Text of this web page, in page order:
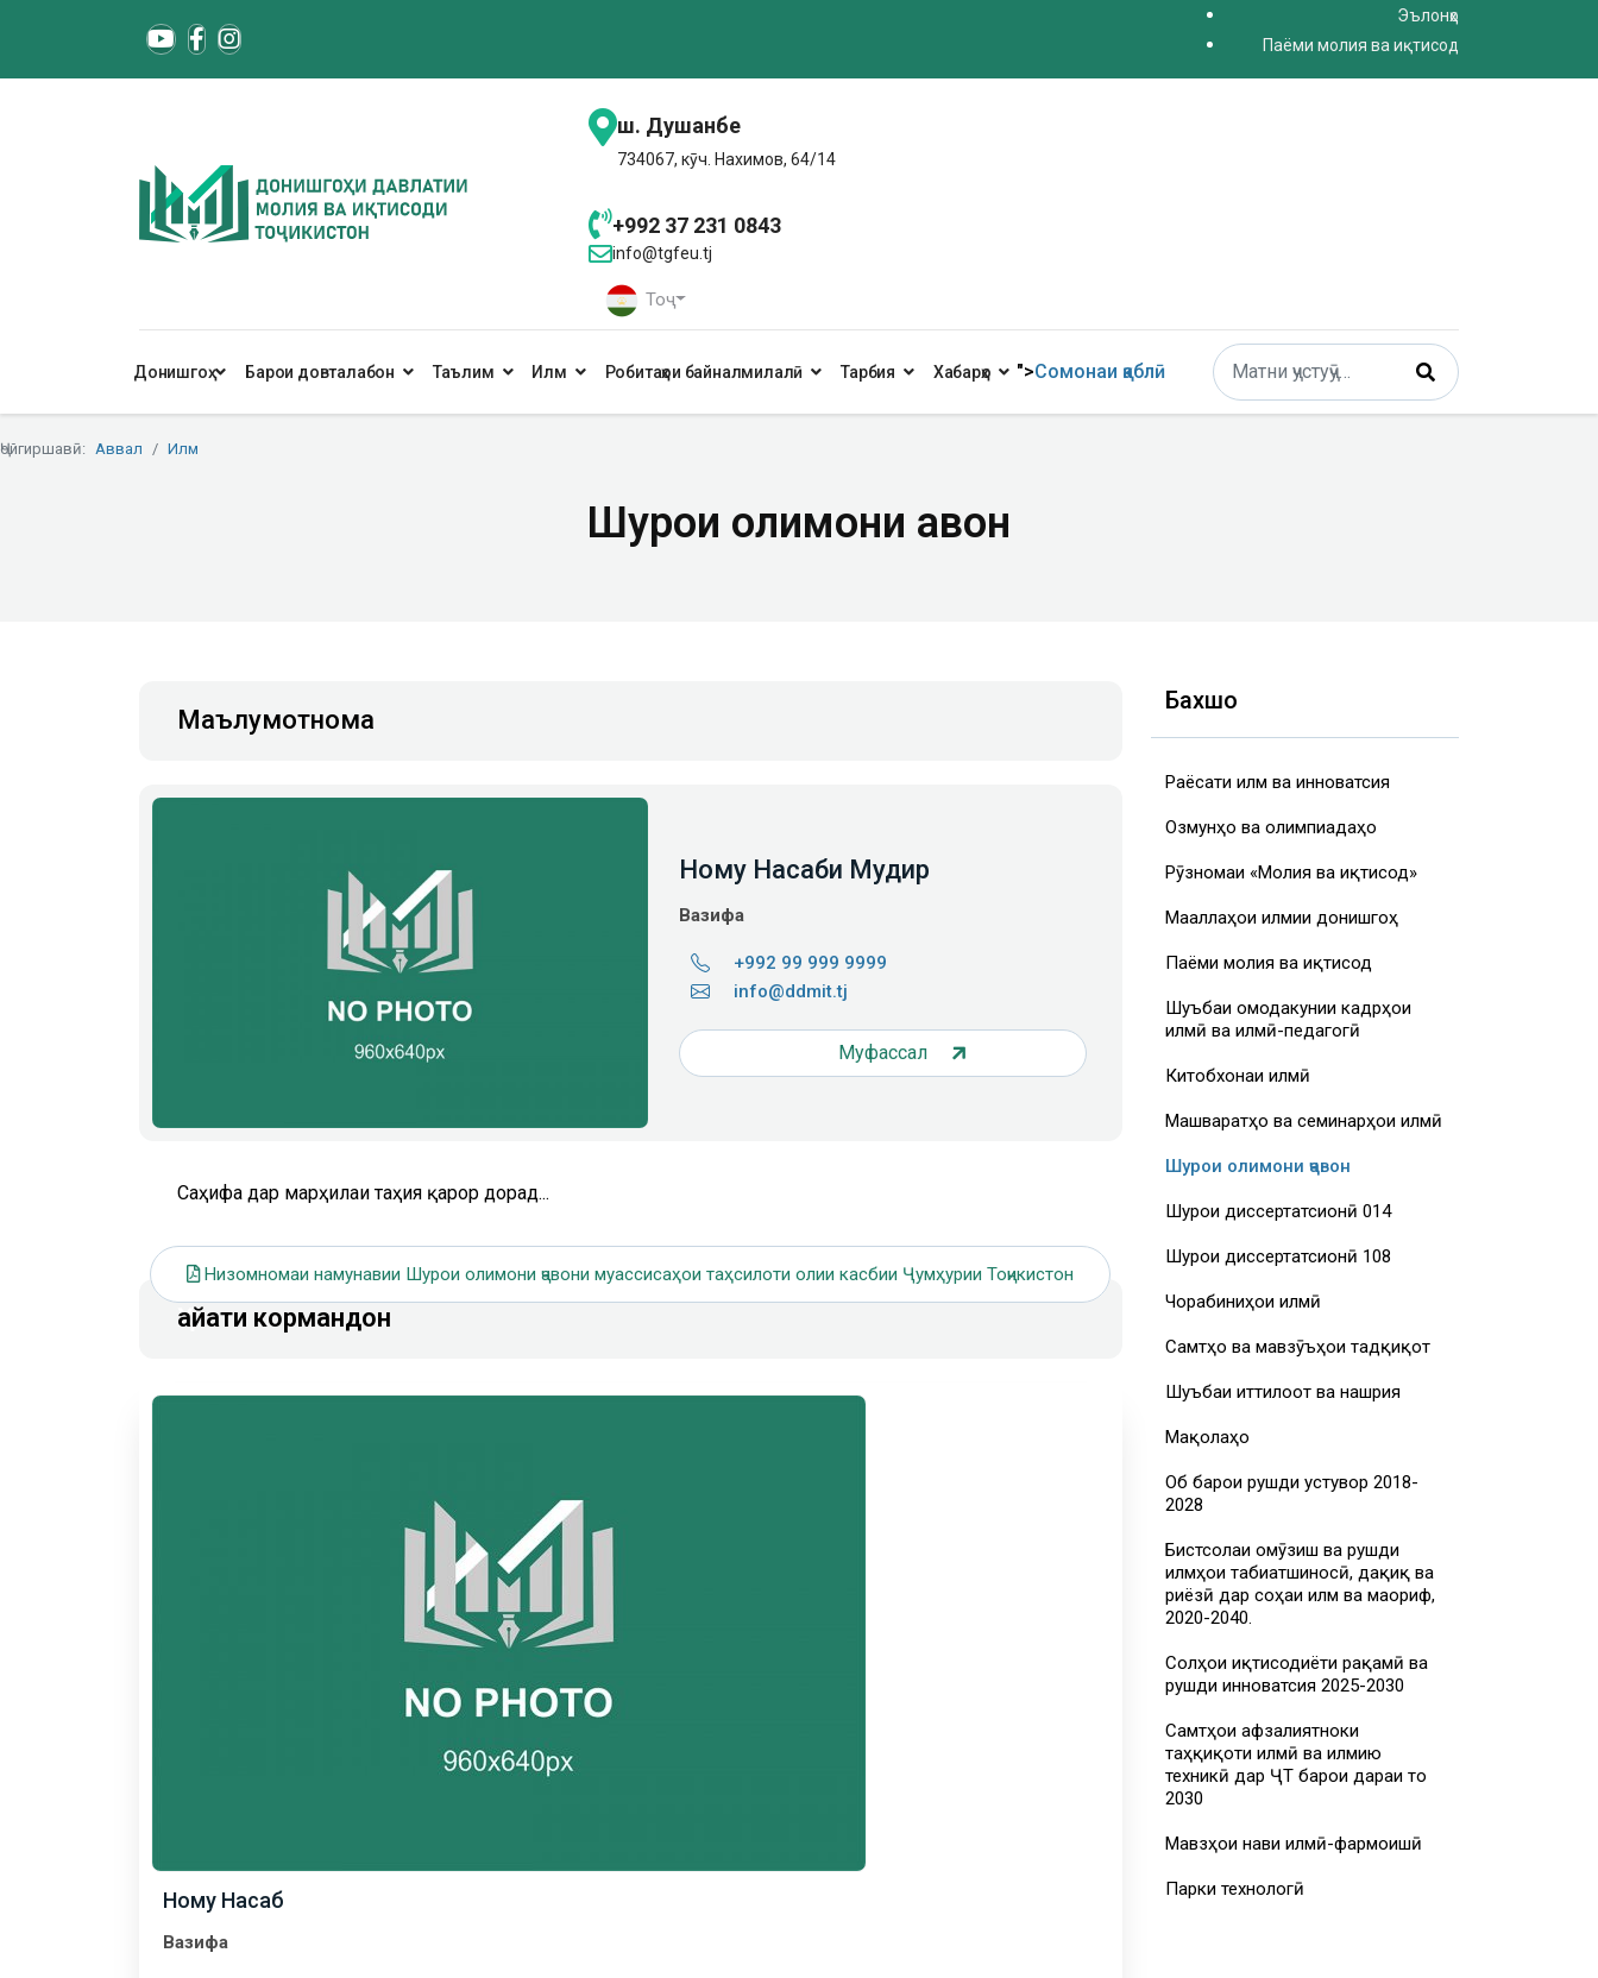
Эълонҳо
Паёми молия ва иқтисод
ш. Душанбе
734067, кӯч. Нахимов, 64/14
+992 37 231 0843
info@tgfeu.tj
Тоҷ
Донишгоҳ Барои довталабон Таълим Илм Робитаҳои байналмилалӣ Тарбия Хабарҳо ">Сомонаи қаблӣ
Поиск
Type 2 or more characters for results.
Ҷойгиршавӣ: Аввал Илм
Шурои олимони ҷавон
Маълумотнома
Ному Насаби Мудир
Вазифа
+992 99 999 9999
info@ddmit.tj
Муфассал
Саҳифа дар марҳилаи таҳия қарор дорад...
Низомномаи намунавии Шурои олимони ҷавони муассисаҳои таҳсилоти олии касбии Ҷумҳурии Тоҷикистон
Ҳайати кормандон
Ному Насаб
Вазифа
Бахшҳо
Раёсати илм ва инноватсия
Озмунҳо ва олимпиадаҳо
Рӯзномаи «Молия ва иқтисод»
Маҷаллаҳои илмии донишгоҳ
Паёми молия ва иқтисод
Шуъбаи омодакунии кадрҳои
илмӣ ва илмӣ-педагогӣ
Китобхонаи илмӣ
Машваратҳо ва семинарҳои илмӣ
Шурои олимони ҷавон
Шурои диссертатсионӣ 014
Шурои диссертатсионӣ 108
Чорабиниҳои илмӣ
Самтҳо ва мавзӯъҳои тадқиқот
Шуъбаи иттилоот ва нашрия
Мақолаҳо
Об барои рушди устувор 2018-
2028
Бистсолаи омӯзиш ва рушди
илмҳои табиатшиносӣ, дақиқ ва
риёзӣ дар соҳаи илм ва маориф,
2020-2040.
Солҳои иқтисодиёти рақамӣ ва
рушди инноватсия 2025-2030
Самтҳои афзалиятноки
таҳқиқоти илмӣ ва илмию
техникӣ дар ҶТ барои дараи то
2030
Мавзҳои нави илмӣ-фармоишӣ
Парки технологӣ